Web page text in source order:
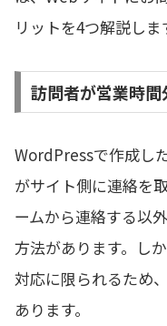
リットを4つ解説しま
訪問者が営業時
WordPressで作成し
がサイト側に連絡を
ームから連絡する以
方法があります。し
対応に限られるため
あります。